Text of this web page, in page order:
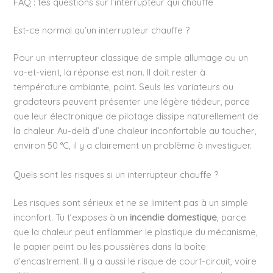
Est-ce normal qu’un interrupteur chauffe ?
Pour un interrupteur classique de simple allumage ou un
va-et-vient, la réponse est non. Il doit rester à
température ambiante, point. Seuls les variateurs ou
gradateurs peuvent présenter une légère tiédeur, parce
que leur électronique de pilotage dissipe naturellement de
la chaleur. Au-delà d’une chaleur inconfortable au toucher,
environ 50 °C, il y a clairement un problème à investiguer.
Quels sont les risques si un interrupteur chauffe ?
Les risques sont sérieux et ne se limitent pas à un simple
inconfort. Tu t’exposes à un incendie domestique , parce
que la chaleur peut enflammer le plastique du mécanisme,
le papier peint ou les poussières dans la boîte
d’encastrement. Il y a aussi le risque de court-circuit, voire